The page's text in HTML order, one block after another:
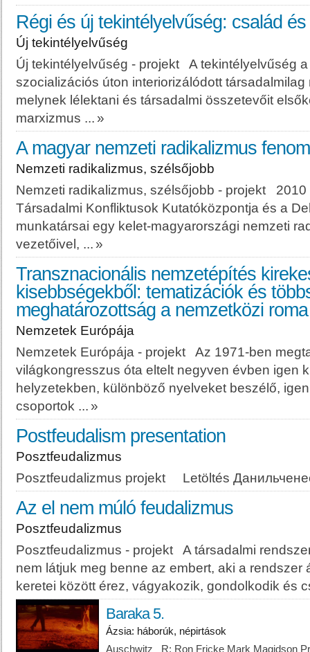
Régi és új tekintélyelvűség: család
Új tekintélyelvűség
Új tekintélyelvűség - projekt A tekintélyelvűség
szocializációs úton interiorizálódott
melynek lélektani és társadalmi összetevőit
marxizmus ... »
A magyar nemzeti radikalizmus
Nemzeti radikalizmus, szélsőjobb
Nemzeti radikalizmus, szélsőjobb - projekt 2010
Társadalmi Konfliktusok Kutatóközpontja és a
munkatársai egy kelet-magyarországi nemzeti
vezetőivel, ... »
Transznacionális nemzetépítés
kisebbségekből: tematizációk és
meghatározottság a nemzetközi
Nemzetek Európája
Nemzetek Európája - projekt Az 1971-ben
világkongresszus óta eltelt negyven évben igen
helyzetekben, különböző nyelveket beszélő,
csoportok ... »
Postfeudalism presentation
Posztfeudalizmus
Posztfeudalizmus projekt Letöltés
Az el nem múló feudalizmus
Posztfeudalizmus
Posztfeudalizmus - projekt A társadalmi
nem látjuk meg benne az embert, aki a rendszer
keretei között érez, vágyakozik, gondolkodik és
Baraka 5.
Ázsia: háborúk, népirtások
Auschwitz R: Ron Fricke Mark Magidson